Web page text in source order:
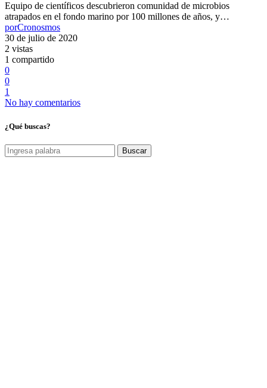
Equipo de científicos descubrieron comunidad de microbios
atrapados en el fondo marino por 100 millones de años, y…
porCronosmos
30 de julio de 2020
2 vistas
1 compartido
0
0
1
No hay comentarios
¿Qué buscas?
Buscar